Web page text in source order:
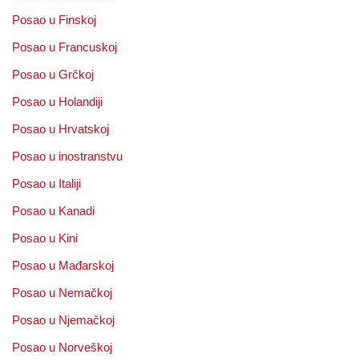
Posao u Finskoj
Posao u Francuskoj
Posao u Grčkoj
Posao u Holandiji
Posao u Hrvatskoj
Posao u inostranstvu
Posao u Italiji
Posao u Kanadi
Posao u Kini
Posao u Mađarskoj
Posao u Nemačkoj
Posao u Njemačkoj
Posao u Norveškoj